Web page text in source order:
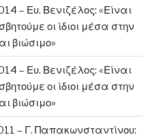
– Ευ. Βενιζέλος: «Είναι
οι ίδιοι μέσα στην
βιώσιμο»
– Ευ. Βενιζέλος: «Είναι
οι ίδιοι μέσα στην
βιώσιμο»
– Γ. Παπακωνσταντίνου: